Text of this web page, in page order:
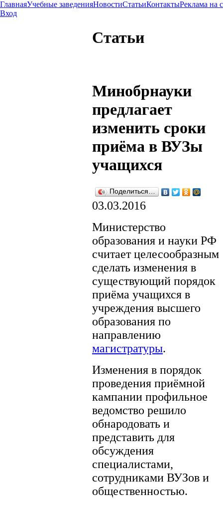
ГлавнаяУчебные заведенияНовостиСтатьиКонтактыРеклама на
Вход
Статьи
Минобрнауки
предлагает
изменить сроки
приёма в ВУЗы
учащихся
Поделиться…
03.03.2016
Министерство
образования и науки РФ
считает целесообразным
сделать изменения в
существующий порядок
приёма учащихся в
учреждения высшего
образования по
направлению
магистратуры.
Изменения в порядок
проведения приёмной
кампании профильное
ведомство решило
обнародовать и
представить для
обсуждения
специалистами,
сотрудниками ВУЗов и
общественностью.